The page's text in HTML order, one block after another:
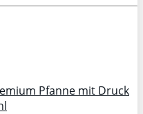
Pfanne mit Druck